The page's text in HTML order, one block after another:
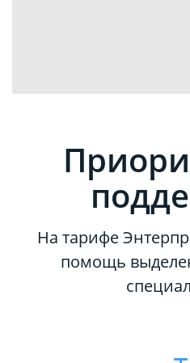
На тарифе
помощь